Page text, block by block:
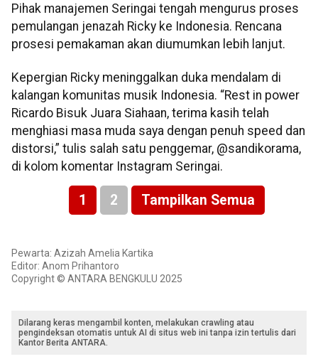
Pihak manajemen Seringai tengah mengurus proses
pemulangan jenazah Ricky ke Indonesia. Rencana
prosesi pemakaman akan diumumkan lebih lanjut.
Kepergian Ricky meninggalkan duka mendalam di
kalangan komunitas musik Indonesia. “Rest in power
Ricardo Bisuk Juara Siahaan, terima kasih telah
menghiasi masa muda saya dengan penuh speed dan
distorsi,” tulis salah satu penggemar, @sandikorama,
di kolom komentar Instagram Seringai.
1 2 Tampilkan Semua
Pewarta: Azizah Amelia Kartika
Editor: Anom Prihantoro
Copyright © ANTARA BENGKULU 2025
Dilarang keras mengambil konten, melakukan crawling atau
pengindeksan otomatis untuk AI di situs web ini tanpa izin tertulis dari
Kantor Berita ANTARA.